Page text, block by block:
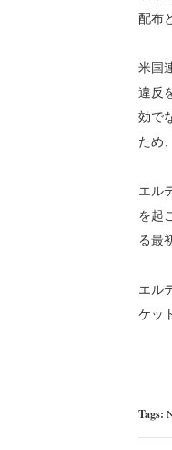
配布
米国
違反
効で
ため
エル
を起
る最
エル
ケッ
Tags: